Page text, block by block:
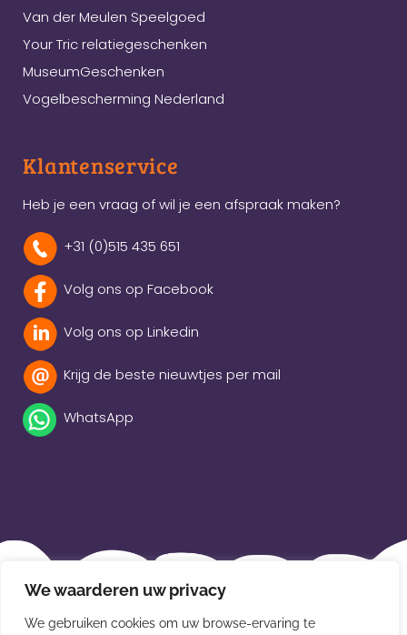
We waarderen uw privacy
We gebruiken cookies om uw browse-ervaring te
Van der Meulen Speelgoed
Your Tric relatiegeschenken
MuseumGeschenken
Vogelbescherming Nederland
Klantenservice
Heb je een vraag of wil je een afspraak maken?
+31 (0)515 435 651
Volg ons op Facebook
Volg ons op Linkedin
Krijg de beste nieuwtjes per mail
WhatsApp
Beleidsverklaring
Privacybeleid